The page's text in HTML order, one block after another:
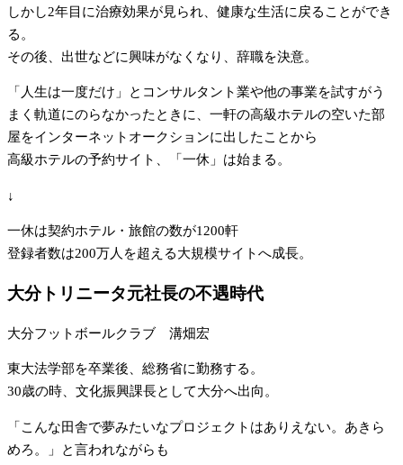
しかし2年目に治療効果が見られ、健康な生活に戻ることができ
る。
その後、出世などに興味がなくなり、辞職を決意。
「人生は一度だけ」とコンサルタント業や他の事業を試すがう
まく軌道にのらなかったときに、一軒の高級ホテルの空いた部
屋をインターネットオークションに出したことから
高級ホテルの予約サイト、「一休」は始まる。
↓
一休は契約ホテル・旅館の数が1200軒
登録者数は200万人を超える大規模サイトへ成長。
大分トリニータ元社長の不遇時代
大分フットボールクラブ 溝畑宏
東大法学部を卒業後、総務省に勤務する。
30歳の時、文化振興課長として大分へ出向。
「こんな田舎で夢みたいなプロジェクトはありえない。あきら
めろ。」と言われながらも